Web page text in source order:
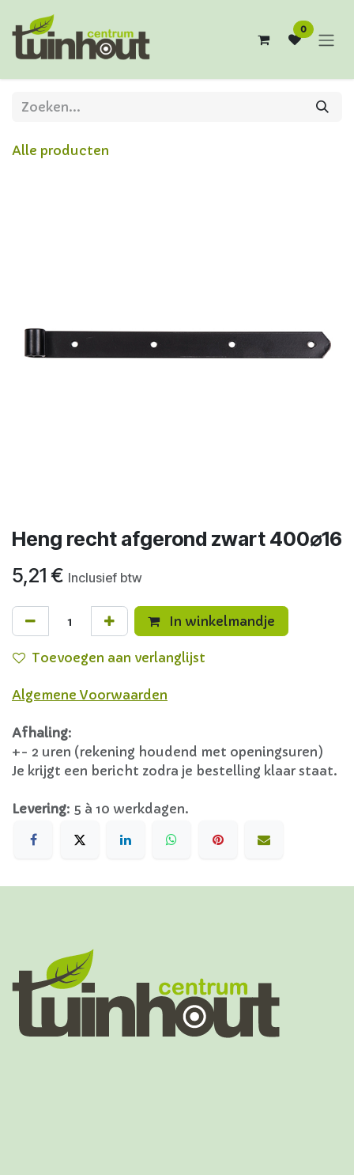
0
Alle producten
Heng recht afgerond zwart 400⌀16
5,21 € Inclusief btw
In winkelmandje
Toevoegen aan verlanglijst
Algemene Voorwaarden
Afhaling:
+- 2 uren (rekening houdend met openingsuren)
Je krijgt een bericht zodra je bestelling klaar staat.
Levering: 5 à 10 werkdagen.